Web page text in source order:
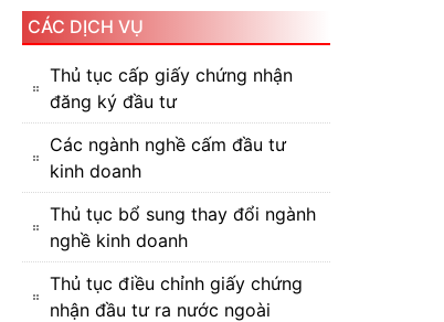
CÁC DỊCH VỤ
Thủ tục cấp giấy chứng nhận
đăng ký đầu tư
Các ngành nghề cấm đầu tư
kinh doanh
Thủ tục bổ sung thay đổi ngành
nghề kinh doanh
Thủ tục điều chỉnh giấy chứng
nhận đầu tư ra nước ngoài